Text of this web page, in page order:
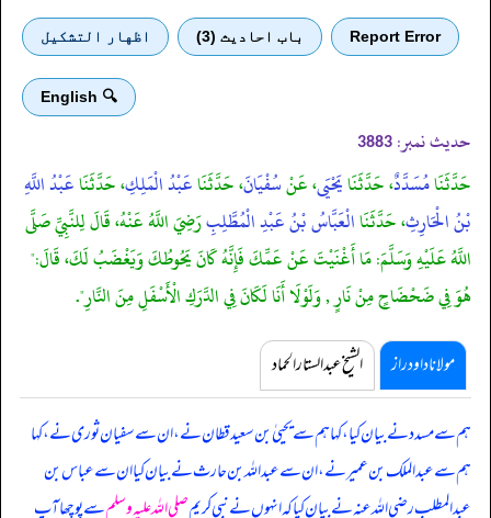
Report Error باب احادیث (3) اظهار التشكيل
🔍 English
حدیث نمبر: 3883
حَدَّثَنَامُسَدَّدٌ، حَدَّثَنَايَحْيَى، عَنْسُفْيَانَ، حَدَّثَنَاعَبْدُ الْمَلِكِ، حَدَّثَنَاعَبْدُ اللَّهِ
بْنُ الْحَارِثِ، حَدَّثَنَاالْعَبَّاسُ بْنُ عَبْدِ الْمُطَّلِبِرَضِيَ اللَّهُ عَنْهُ، قَالَ لِلنَّبِيِّ صَلَّى
اللَّهُ عَلَيْهِ وَسَلَّمَ: مَا أَغْنَيْتَ عَنْ عَمِّكَ فَإِنَّهُ كَانَ يَحُوطُكَ وَيَغْضَبُ لَكَ، قَالَ:"
هُوَ فِي ضَحْضَاحٍ مِنْ نَارٍ , وَلَوْلَا أَنَا لَكَانَ فِي الدَّرَكِ الْأَسْفَلِ مِنَ النَّارِ".
مولانا داود راز الشیخ عبدالستار الحماد
ہم سے مسدد نے بیان کیا، کہا ہم سے یحییٰ بن سعید قطان نے، ان سے سفیان ثوری نے، کہا
ہم سے عبدالملک بن عمیر نے، ان سے عبداللہ بن حارث نے بیان کیا ان سے عباس بن
عبدالمطلب رضی اللہ عنہ نے بیان کیا کہانہوں نے نبی کریمصلی اللہ علیہ وسلمسے پوچھا آپ